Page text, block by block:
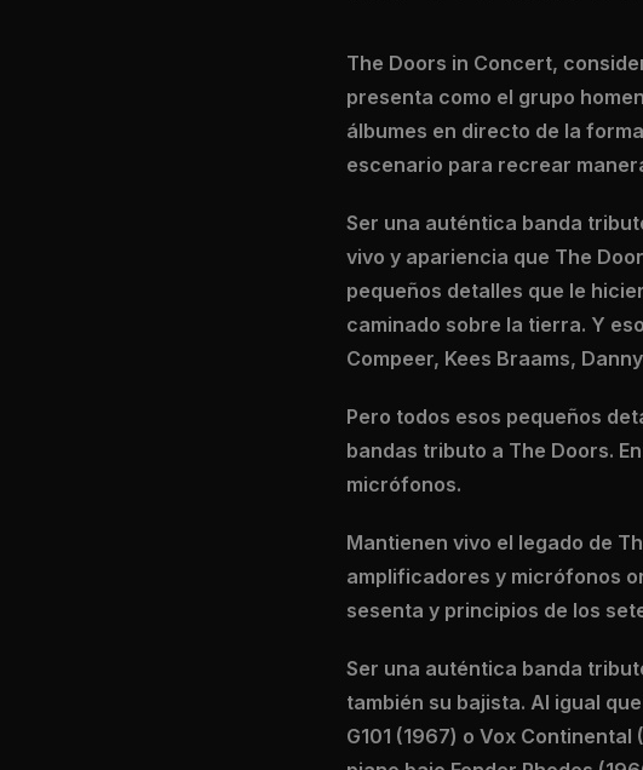
The Doors in Concert,
presenta como el grupo
álbumes en directo de la
escenario para recrear
Ser una auténtica banda
vivo y apariencia que The
pequeños detalles que le
caminado sobre la tierra. Y
Compeer, Kees Braams,
Pero todos esos pequeños
bandas tributo a The Doors.
micrófonos.
Mantienen vivo el legado de
amplificadores y micrófonos
sesenta y principios de los
Ser una auténtica banda
también su bajista. Al igual
G101 (1967) o Vox